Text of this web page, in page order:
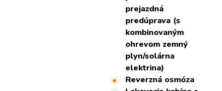
prejazdná
predúprava (s
kombinovaným
ohrevom zemný
plyn/solárna
elektrina)
Reverzná osmóza